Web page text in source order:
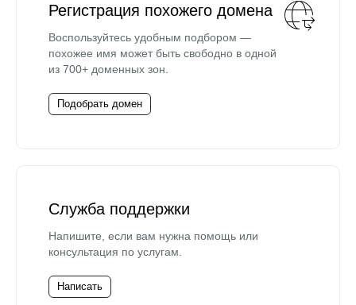
Регистрация похожего домена
Воспользуйтесь удобным подбором —
похожее имя может быть свободно в одной
из 700+ доменных зон.
Подобрать домен
Служба поддержки
Напишите, если вам нужна помощь или
консультация по услугам.
Написать